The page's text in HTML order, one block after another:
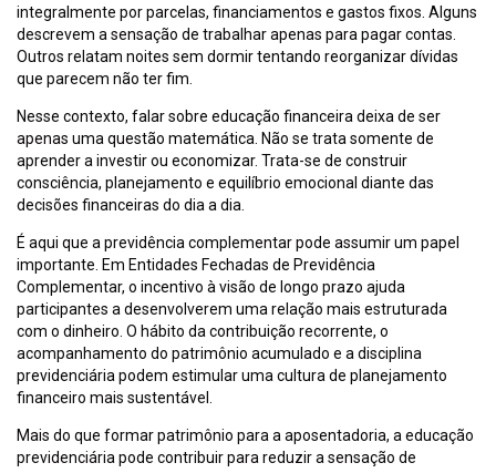
integralmente por parcelas, financiamentos e gastos fixos. Alguns
descrevem a sensação de trabalhar apenas para pagar contas.
Outros relatam noites sem dormir tentando reorganizar dívidas
que parecem não ter fim.
Nesse contexto, falar sobre educação financeira deixa de ser
apenas uma questão matemática. Não se trata somente de
aprender a investir ou economizar. Trata-se de construir
consciência, planejamento e equilíbrio emocional diante das
decisões financeiras do dia a dia.
É aqui que a previdência complementar pode assumir um papel
importante. Em Entidades Fechadas de Previdência
Complementar, o incentivo à visão de longo prazo ajuda
participantes a desenvolverem uma relação mais estruturada
com o dinheiro. O hábito da contribuição recorrente, o
acompanhamento do patrimônio acumulado e a disciplina
previdenciária podem estimular uma cultura de planejamento
financeiro mais sustentável.
Mais do que formar patrimônio para a aposentadoria, a educação
previdenciária pode contribuir para reduzir a sensação de